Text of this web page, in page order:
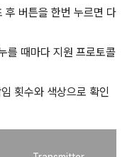
버튼을 한번 누르면 다
를 때마다 지원 프로토콜
횟수와 색상으로 확인